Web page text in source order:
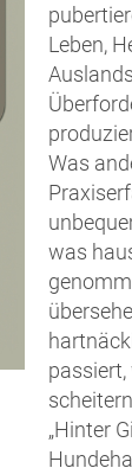
Leben,
Was
was
„Hinter